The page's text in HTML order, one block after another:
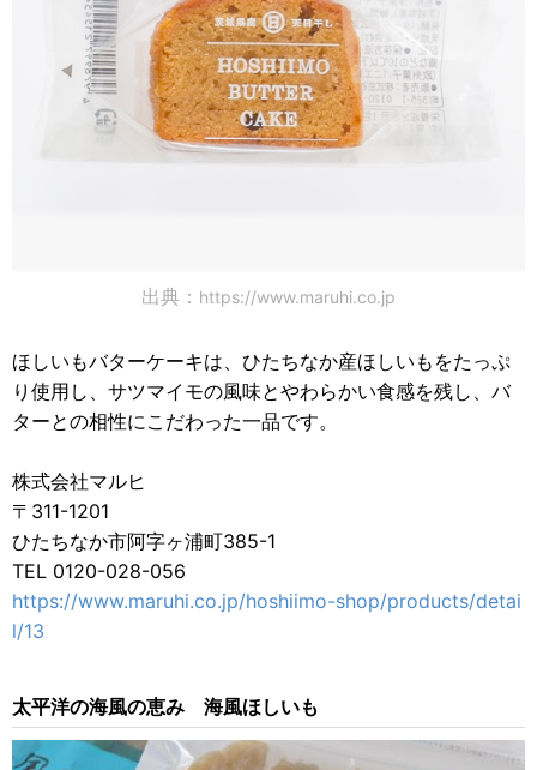
出典： https://www.maruhi.co.jp
ほしいもバターケーキは、ひたちなか産ほしいもをたっぷ
り使用し、サツマイモの風味とやわらかい食感を残し、バ
ターとの相性にこだわった一品です。
株式会社マルヒ
〒311-1201
ひたちなか市阿字ヶ浦町385-1
TEL 0120-028-056
https://www.maruhi.co.jp/hoshiimo-shop/products/detai
l/13
太平洋の海風の恵み 海風ほしいも